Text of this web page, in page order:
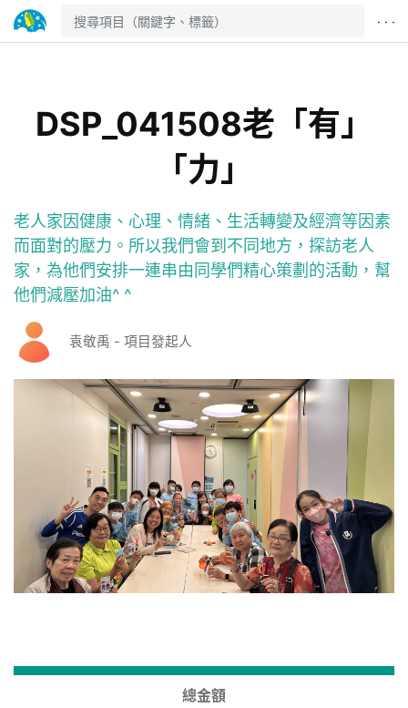
· · ·
DSP_041508老「有」
「力」
老人家因健康、心理、情緒、生活轉變及經濟等因素
而面對的壓力。所以我們會到不同地方，探訪老人
家，為他們安排一連串由同學們精心策劃的活動，幫
他們減壓加油^ ^
袁敬禹 - 項目發起人
總金額